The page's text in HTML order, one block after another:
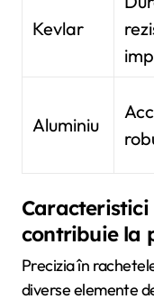
Kevlar
Aluminiu
contribuie la
Precizia în
diverse elemente